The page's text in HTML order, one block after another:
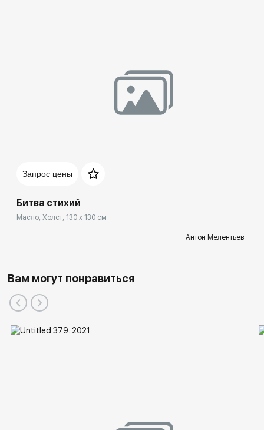
Запрос цены
Битва стихий
Масло, Холст, 130 x 130 см
Антон Мелентьев
Вам могут понравиться